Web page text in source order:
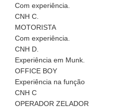
Com experiência.
CNH C.
MOTORISTA
Com experiência.
CNH D.
Experiência em Munk.
OFFICE BOY
Experiência na função
CNH C
OPERADOR ZELADOR